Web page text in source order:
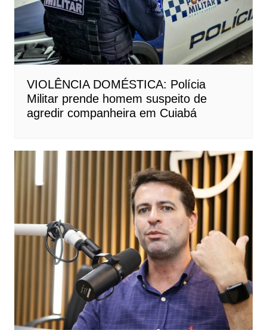
VIOLÊNCIA DOMÉSTICA: Polícia
Militar prende homem suspeito de
agredir companheira em Cuiabá